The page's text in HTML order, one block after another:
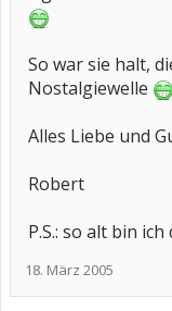
So war sie halt,
Nostalgiewelle
Alles Liebe und
Robert
P.S.: so alt bin
18. März 2005